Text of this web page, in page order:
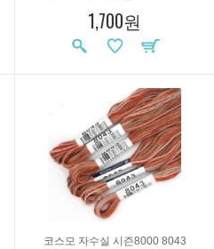
1,700원
코스모 자수실 시즌8000 8043